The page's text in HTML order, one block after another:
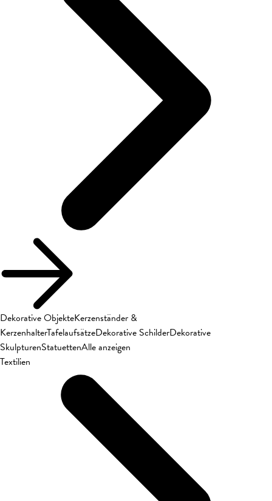
Dekorative ObjekteKerzenständer &
KerzenhalterTafelaufsätzeDekorative SchilderDekorative
SkulpturenStatuettenAlle anzeigen
Textilien